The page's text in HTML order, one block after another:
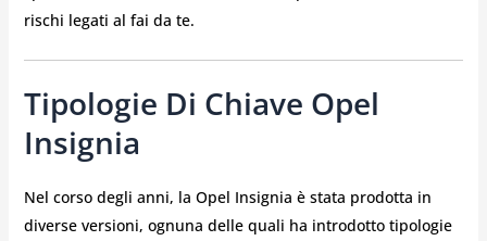
rischi legati al fai da te.
Tipologie Di Chiave Opel
Insignia
Nel corso degli anni, la Opel Insignia è stata prodotta in
diverse versioni, ognuna delle quali ha introdotto tipologie